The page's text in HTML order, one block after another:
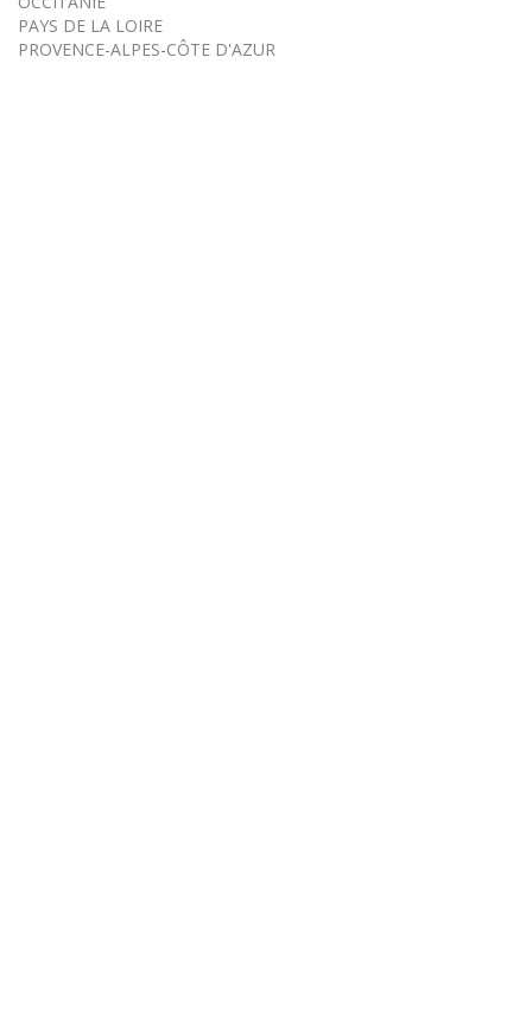
PAYS DE LA LOIRE
PROVENCE-ALPES-CÔTE D'AZUR